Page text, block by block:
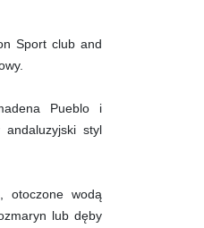
Sport club and
Pueblo i
styl
otoczone wodą
lub dęby